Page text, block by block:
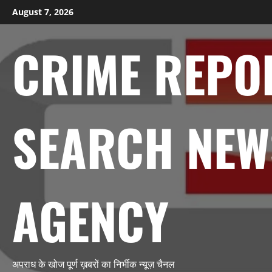
Skip
to
August 7, 2026
CRIME
SEARCH
AGENCY
अपराध के खोज पूर्ण ख़बरों का निर्भीक न्यूज़ चैनल